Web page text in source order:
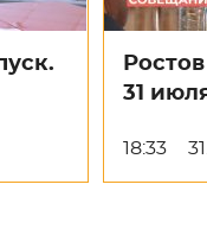
31
18:33